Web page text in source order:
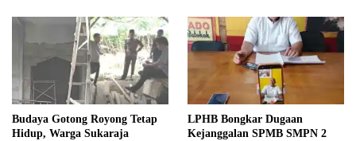
Budaya Gotong Royong Tetap
Hidup, Warga Sukaraja
LPHB Bongkar Dugaan
Kejanggalan SPMB SMPN 2